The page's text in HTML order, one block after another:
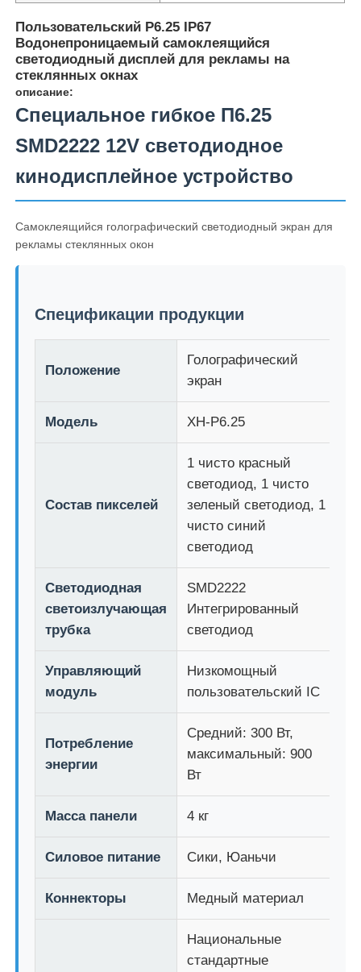
Домой
О нас
Все случаи
Светодиодный сетчатый экран
Светодиодная сетчатая дисплей
Светодиод прозрачный экран пленки
Прозрачный светодиодный дисплей
Голографический светодиодный экран
Светодиодный экран решетки
Прозрачный экран дисплея
Пользовательский P6.25 IP67
Водонепроницаемый самоклеящийся
светодиодный дисплей для рекламы на
стеклянных окнах
описание:
Специальное гибкое П6.25
SMD2222 12V светодиодное
кинодисплейное устройство
Самоклеящийся голографический светодиодный экран для
рекламы стеклянных окон
Спецификации продукции
Положение
Голографический
экран
Модель XH-P6.25
Состав пикселей
1 чисто красный
светодиод, 1 чисто
зеленый светодиод, 1
чисто синий
светодиод
Светодиодная
светоизлучающая
трубка
SMD2222
Интегрированный
светодиод
Управляющий
модуль
Низкомощный
пользовательский IC
Потребление
энергии
Средний: 300 Вт,
максимальный: 900
Вт
Масса панели 4 кг
Силовое питание Сики, Юаньчи
Коннекторы Медный материал
Национальные
стандартные